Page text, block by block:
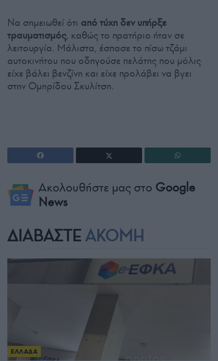
Να σημειωθεί ότι από τύχη δεν υπήρξε
τραυματισμός, καθώς το πρατήριο ήταν σε
λειτουργία. Μάλιστα, έσπασε το πίσω τζάμι
αυτοκινήτου που οδηγούσε πελάτης που μόλις
είχε βάλει βενζίνη και είχε προλάβει να βγει
στην Ομηρίδου Σκυλίτση.
Ακολουθήστε μας στο Google
News
ΔΙΑΒΑΣΤΕ ΑΚΟΜΗ
ΕΛΛΑΔΑ